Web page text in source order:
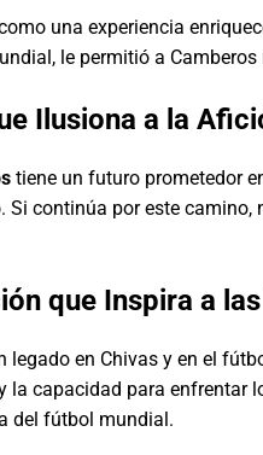
una experiencia
le permitió a
Ilusiona a la
tiene un futuro prometedor
continúa por este
que Inspira a
legado en Chivas y en el
la capacidad para enfrentar
del fútbol mundial.